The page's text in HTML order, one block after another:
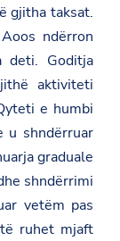
gjitha taksat.
ndërron
deti. Goditja
aktiviteti
e humbi
u shndërruar
graduale
shndërrimi
vetëm pas
ruhet mjaft